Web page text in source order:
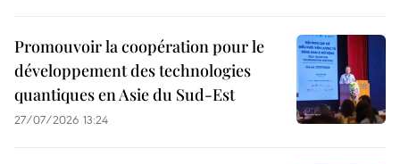
Promouvoir la coopération pour le
développement des technologies
quantiques en Asie du Sud-Est
27/07/2026 13:24